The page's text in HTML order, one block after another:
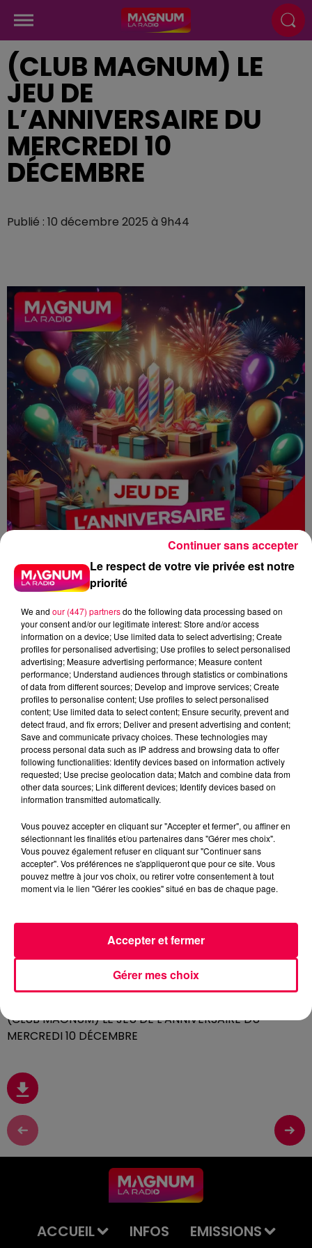
(CLUB MAGNUM) LE
JEU DE
L’ANNIVERSAIRE DU
MERCREDI 10
DÉCEMBRE
Publié : 10 décembre 2025 à 9h44
Jeu de l'anniversaire
Magnum la Radio
Magnum
Radio
Vosges
Meurthe et Moselle
Haute Marne
Alsace
Meuse
Club Magnum
Cadeau
Fred
(CLUB MAGNUM) LE JEU DE L’ANNIVERSAIRE DU
MERCREDI 10 DÉCEMBRE
0:00 2 min 45 sec
10 décembre 2025 - 2 min 45 sec
(CLUB MAGNUM) LE JEU DE L’ANNIVERSAIRE
DU MERCREDI 10 DÉCEMBRE
(CLUB MAGNUM) LE JEU DE L’ANNIVERSAIRE DU
MERCREDI 10 DÉCEMBRE
ACCUEIL INFOS EMISSIONS
Le respect de votre vie privée est notre
priorité
We and our (447) partnersdo the following data processing based on
your consent and/or our legitimate interest: Store and/or access
information on a device; Use limited data to select advertising; Create
profiles for personalised advertising; Use profiles to select personalised
advertising; Measure advertising performance; Measure content
performance; Understand audiences through statistics or combinations
of data from different sources; Develop and improve services; Create
profiles to personalise content; Use profiles to select personalised
content; Use limited data to select content; Ensure security, prevent and
detect fraud, and fix errors; Deliver and present advertising and content;
Save and communicate privacy choices. These technologies may
process personal data such as IP address and browsing data to offer
following functionalities: Identify devices based on information actively
requested; Use precise geolocation data; Match and combine data from
other data sources; Link different devices; Identify devices based on
information transmitted automatically.
Vous pouvez accepter en cliquant sur "Accepter et fermer", ou affiner en
sélectionnant les finalités et/ou partenaires dans "Gérer mes choix".
Vous pouvez également refuser en cliquant sur "Continuer sans
accepter". Vos préférences ne s'appliqueront que pour ce site. Vous
pouvez mettre à jour vos choix, ou retirer votre consentement à tout
moment via le lien "Gérer les cookies" situé en bas de chaque page.
Gérer mes choix
Accepter et fermer
Continuer sans accepter